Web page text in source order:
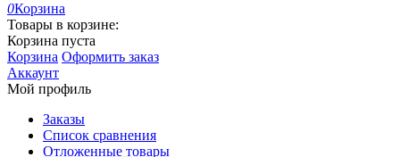
0Корзина
Товары в корзине:
Корзина пуста
Корзина Оформить заказ
Аккаунт
Мой профиль
Заказы
Список сравнения
Отложенные товары